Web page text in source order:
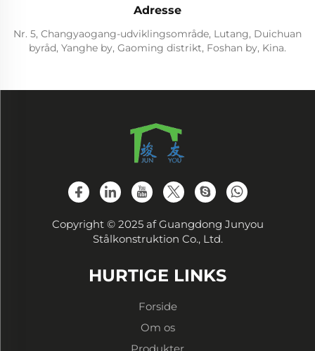
Adresse
Nr. 5, Changyaogang-udviklingsområde, Lutang, Duichuan
byråd, Yanghe by, Gaoming distrikt, Foshan by, Kina.
Copyright © 2025 af Guangdong Junyou
Stålkonstruktion Co., Ltd.
HURTIGE LINKS
Forside
Om os